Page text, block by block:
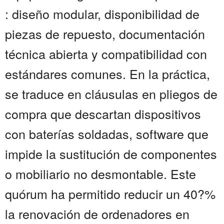
: diseño modular, disponibilidad de
piezas de repuesto, documentación
técnica abierta y compatibilidad con
estándares comunes. En la práctica,
se traduce en cláusulas en pliegos de
compra que descartan dispositivos
con baterías soldadas, software que
impide la sustitución de componentes
o mobiliario no desmontable. Este
quórum ha permitido reducir un 40?%
la renovación de ordenadores en